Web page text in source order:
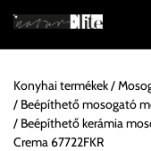
Konyhai termékek
Beépíthető mosogató
Beépíthető kerámia
Crema 67722FKR